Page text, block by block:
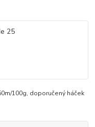
100g, doporučený háček